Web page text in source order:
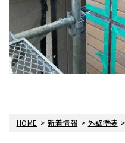
HOME >新着情報 > 外壁塗装 >